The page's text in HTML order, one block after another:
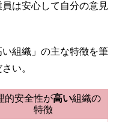
は安心して自分の意見
組織」の主な特徴を筆
い。
的安全性が高い組織の
特徴